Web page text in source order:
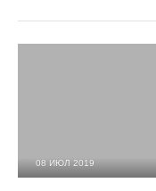
08 ИЮЛ 2019